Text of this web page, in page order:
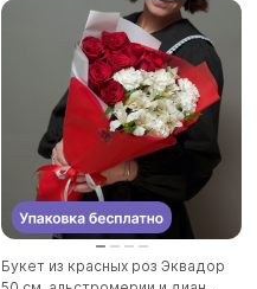
Букет из красных роз Эквадор